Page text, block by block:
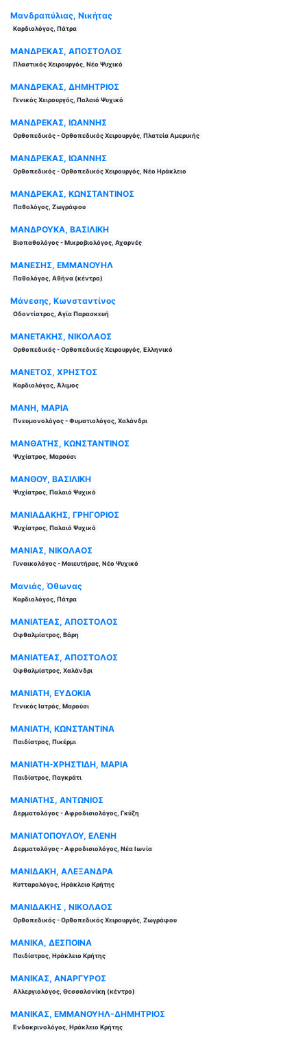
Μανδραπύλιας, Νικήτας
Καρδιολόγος, Πάτρα
ΜΑΝΔΡΕΚΑΣ, ΑΠΟΣΤΟΛΟΣ
Πλαστικός Χειρουργός, Νέο Ψυχικό
ΜΑΝΔΡΕΚΑΣ, ΔΗΜΗΤΡΙΟΣ
Γενικός Χειρουργός, Παλαιό Ψυχικό
ΜΑΝΔΡΕΚΑΣ, ΙΩΑΝΝΗΣ
Ορθοπεδικός - Ορθοπεδικός Χειρουργός, Πλατεία Αμερικής
ΜΑΝΔΡΕΚΑΣ, ΙΩΑΝΝΗΣ
Ορθοπεδικός - Ορθοπεδικός Χειρουργός, Νέο Ηράκλειο
ΜΑΝΔΡΕΚΑΣ, ΚΩΝΣΤΑΝΤΙΝΟΣ
Παθολόγος, Ζωγράφου
ΜΑΝΔΡΟΥΚΑ, ΒΑΣΙΛΙΚΗ
Βιοπαθολόγος - Μικροβιολόγος, Αχαρνές
ΜΑΝΕΣΗΣ, ΕΜΜΑΝΟΥΗΛ
Παθολόγος, Αθήνα (κέντρο)
Μάνεσης, Κωνσταντίνος
Οδοντίατρος, Αγία Παρασκευή
ΜΑΝΕΤΑΚΗΣ, ΝΙΚΟΛΑΟΣ
Ορθοπεδικός - Ορθοπεδικός Χειρουργός, Ελληνικό
ΜΑΝΕΤΟΣ, ΧΡΗΣΤΟΣ
Καρδιολόγος, Άλιμος
ΜΑΝΗ, ΜΑΡΙΑ
Πνευμονολόγος - Φυματιολόγος, Χαλάνδρι
ΜΑΝΘΑΤΗΣ, ΚΩΝΣΤΑΝΤΙΝΟΣ
Ψυχίατρος, Μαρούσι
ΜΑΝΘΟΥ, ΒΑΣΙΛΙΚΗ
Ψυχίατρος, Παλαιό Ψυχικό
ΜΑΝΙΑΔΑΚΗΣ, ΓΡΗΓΟΡΙΟΣ
Ψυχίατρος, Παλαιό Ψυχικό
ΜΑΝΙΑΣ, ΝΙΚΟΛΑΟΣ
Γυναικολόγος - Μαιευτήρας, Νέο Ψυχικό
Μανιάς, Όθωνας
Καρδιολόγος, Πάτρα
ΜΑΝΙΑΤΕΑΣ, ΑΠΟΣΤΟΛΟΣ
Οφθαλμίατρος, Βάρη
ΜΑΝΙΑΤΕΑΣ, ΑΠΟΣΤΟΛΟΣ
Οφθαλμίατρος, Χαλάνδρι
ΜΑΝΙΑΤΗ, ΕΥΔΟΚΙΑ
Γενικός Ιατρός, Μαρούσι
ΜΑΝΙΑΤΗ, ΚΩΝΣΤΑΝΤΙΝΑ
Παιδίατρος, Πικέρμι
ΜΑΝΙΑΤΗ-ΧΡΗΣΤΙΔΗ, ΜΑΡΙΑ
Παιδίατρος, Παγκράτι
ΜΑΝΙΑΤΗΣ, ΑΝΤΩΝΙΟΣ
Δερματολόγος - Αφροδισιολόγος, Γκύζη
ΜΑΝΙΑΤΟΠΟΥΛΟΥ, ΕΛΕΝΗ
Δερματολόγος - Αφροδισιολόγος, Νέα Ιωνία
ΜΑΝΙΔΑΚΗ, ΑΛΕΞΑΝΔΡΑ
Κυτταρολόγος, Ηράκλειο Κρήτης
ΜΑΝΙΔΑΚΗΣ , ΝΙΚΟΛΑΟΣ
Ορθοπεδικός - Ορθοπεδικός Χειρουργός, Ζωγράφου
ΜΑΝΙΚΑ, ΔΕΣΠΟΙΝΑ
Παιδίατρος, Ηράκλειο Κρήτης
ΜΑΝΙΚΑΣ, ΑΝΑΡΓΥΡΟΣ
Αλλεργιολόγος, Θεσσαλονίκη (κέντρο)
ΜΑΝΙΚΑΣ, ΕΜΜΑΝΟΥΗΛ-ΔΗΜΗΤΡΙΟΣ
Ενδοκρινολόγος, Ηράκλειο Κρήτης